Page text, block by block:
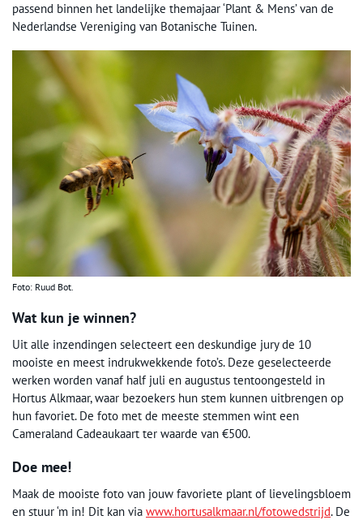
passend binnen het landelijke themajaar ‘Plant & Mens’ van de
Nederlandse Vereniging van Botanische Tuinen.
Foto: Ruud Bot.
Wat kun je winnen?
Uit alle inzendingen selecteert een deskundige jury de 10
mooiste en meest indrukwekkende foto’s. Deze geselecteerde
werken worden vanaf half juli en augustus tentoongesteld in
Hortus Alkmaar, waar bezoekers hun stem kunnen uitbrengen op
hun favoriet. De foto met de meeste stemmen wint een
Cameraland Cadeaukaart ter waarde van €500.
Doe mee!
Maak de mooiste foto van jouw favoriete plant of lievelingsbloem
en stuur ‘m in! Dit kan via www.hortusalkmaar.nl/fotowedstrijd. De